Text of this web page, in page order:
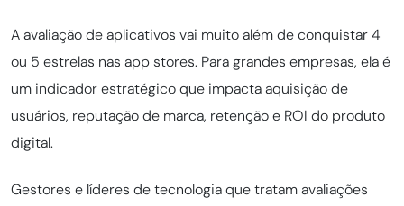
A avaliação de aplicativos vai muito além de conquistar 4
ou 5 estrelas nas app stores. Para grandes empresas, ela é
um indicador estratégico que impacta aquisição de
usuários, reputação de marca, retenção e ROI do produto
digital.
Gestores e líderes de tecnologia que tratam avaliações